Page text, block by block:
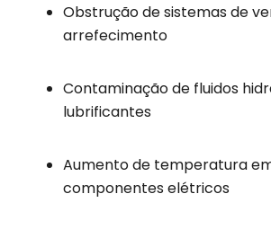
Obstrução de sistemas de
arrefecimento
Contaminação de fluidos
lubrificantes
Aumento de temperatura
componentes elétricos